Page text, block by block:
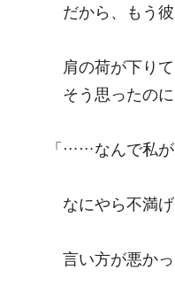
だから、もう彼
肩の荷が下りて
そう思ったのに
「……なんで私が
なにやら不満げ
言い方が悪かっ